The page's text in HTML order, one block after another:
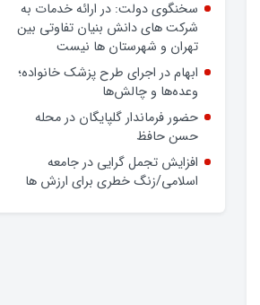
کشف بیش از ۱۹ کیلوگرم مواد مخدر
در گلپایگان
سخنگوی دولت: در ارائه خدمات به
شرکت های دانش بنیان تفاوتی بین
تهران و شهرستان ها نیست
ابهام در اجرای طرح پزشک خانواده؛
وعده‌ها و چالش‌ها
حضور فرماندار گلپایگان در محله
حسن حافظ
افزایش تجمل گرایی در جامعه